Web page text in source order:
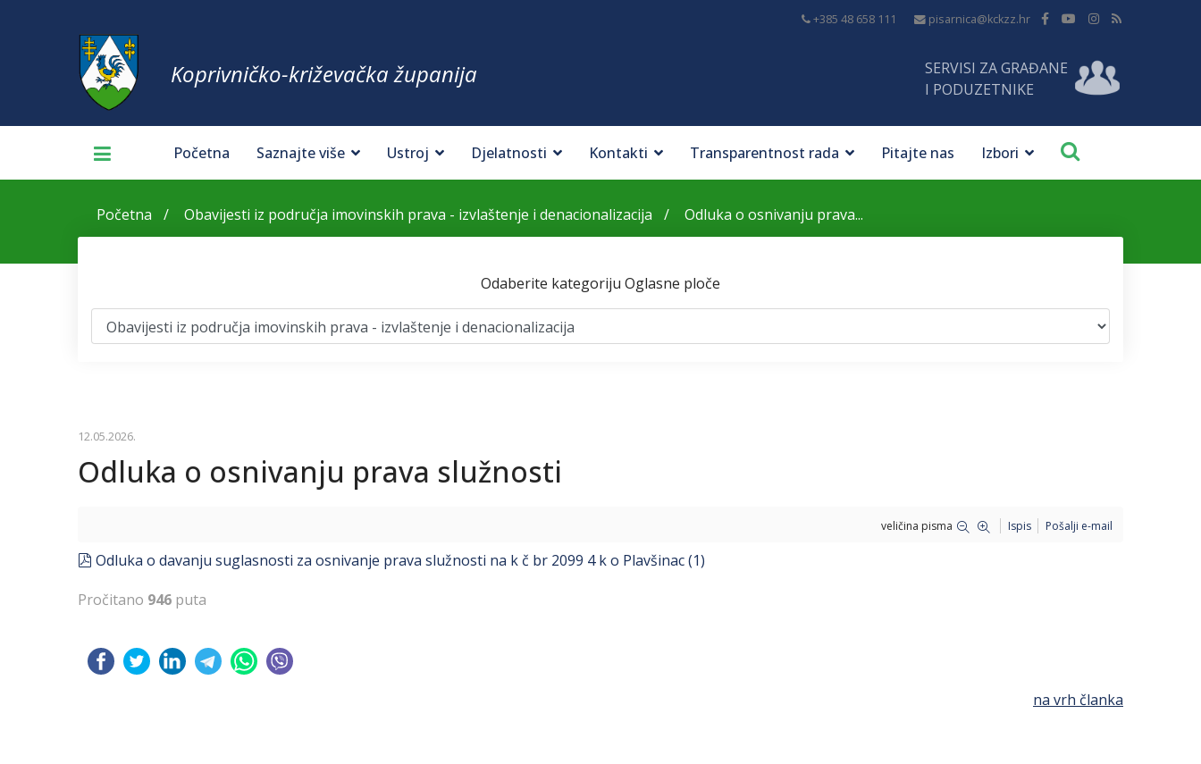
+385 48 658 111 pisarnica@kckzz.hr
Koprivničko-križevačka županija
SERVISI ZA GRAĐANE
I PODUZETNIKE
Početna Saznajte više Ustroj Djelatnosti Kontakti Transparentnost rada Pitajte nas Izbori
Početna Obavijesti iz područja imovinskih prava - izvlaštenje i denacionalizacija Odluka o osnivanju prava...
Odaberite kategoriju Oglasne ploče
12.05.2026.
Odluka o osnivanju prava služnosti
veličina pisma Ispis Pošalji e-mail
pdf
Odluka o davanju suglasnosti za osnivanje prava služnosti na k č br 2099 4 k o Plavšinac (1)
Pročitano 946 puta
na vrh članka